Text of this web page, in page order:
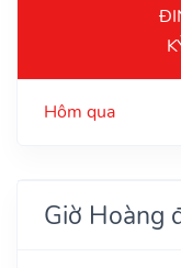
Hôm qua
Giờ Hoàng